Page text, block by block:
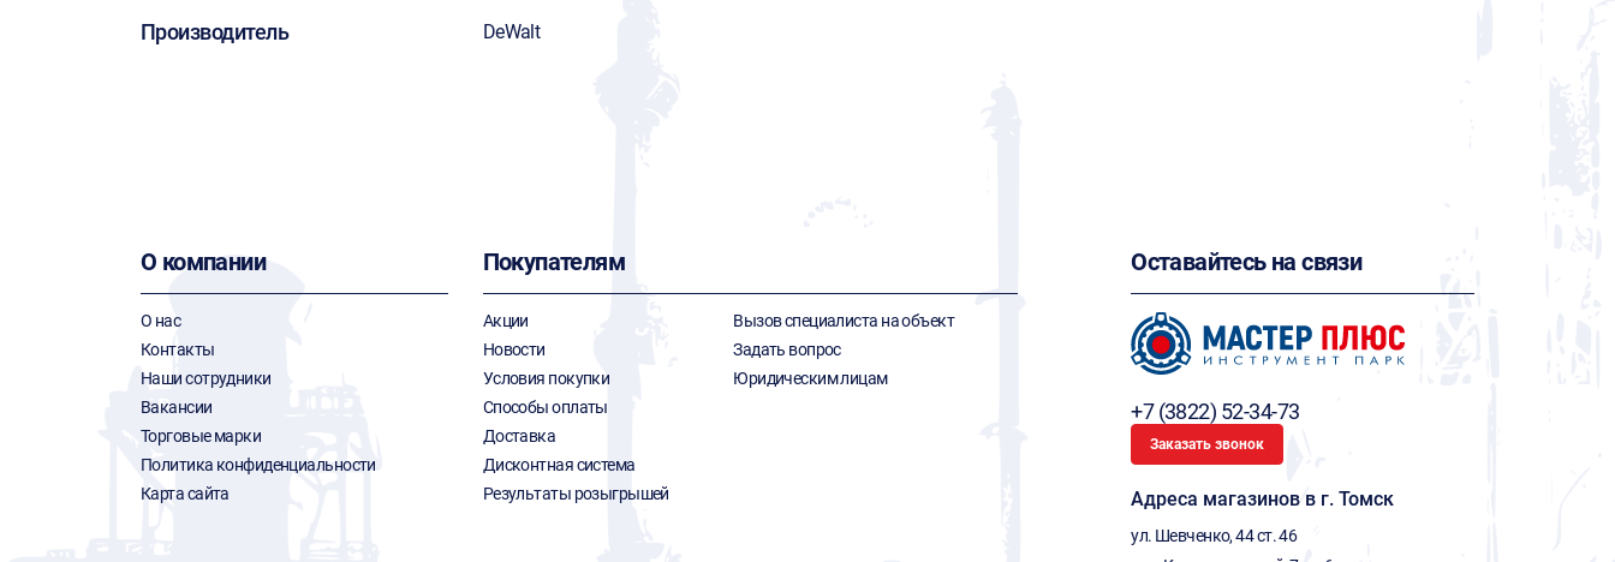
Производитель DeWalt
О компании
О нас
Контакты
Наши сотрудники
Вакансии
Торговые марки
Политика конфиденциальности
Карта сайта
Покупателям
Акции
Новости
Условия покупки
Способы оплаты
Доставка
Дисконтная система
Результаты розыгрышей
Вызов специалиста на объект
Задать вопрос
Юридическим лицам
Оставайтесь на связи
+7 (3822) 52-34-73
Заказать звонок
Адреса магазинов в г. Томск
ул. Шевченко, 44 ст. 46